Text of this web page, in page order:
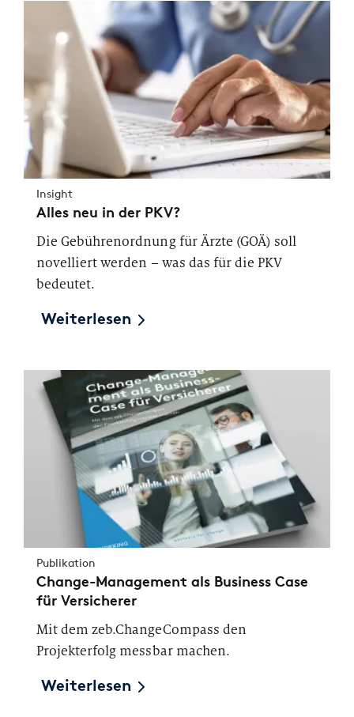
Insight
Alles neu in der PKV?
Die Gebührenordnung für Ärzte (GOÄ) soll
novelliert werden – was das für die PKV
bedeutet.
Weiterlesen
Publikation
Change-Management als Business Case
für Versicherer
Mit dem zeb.ChangeCompass den
Projekterfolg messbar machen.
Weiterlesen